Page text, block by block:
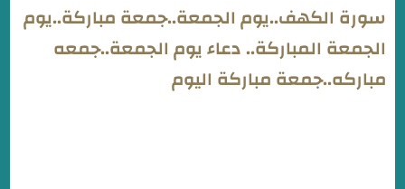
سورة الكهف..يوم الجمعة..جمعة مباركة..يوم
الجمعة المباركة.. دعاء يوم الجمعة..جمعه
مباركه..جمعة مباركة اليوم